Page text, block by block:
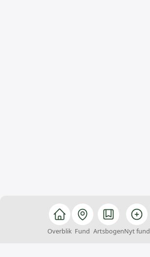
Overblik Fund ArtsbogenNyt fund